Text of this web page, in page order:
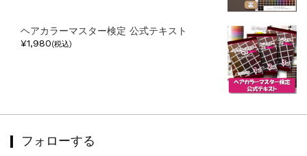
ヘアカラーマスター検定 公式テキスト
¥1,980(税込)
フォローする